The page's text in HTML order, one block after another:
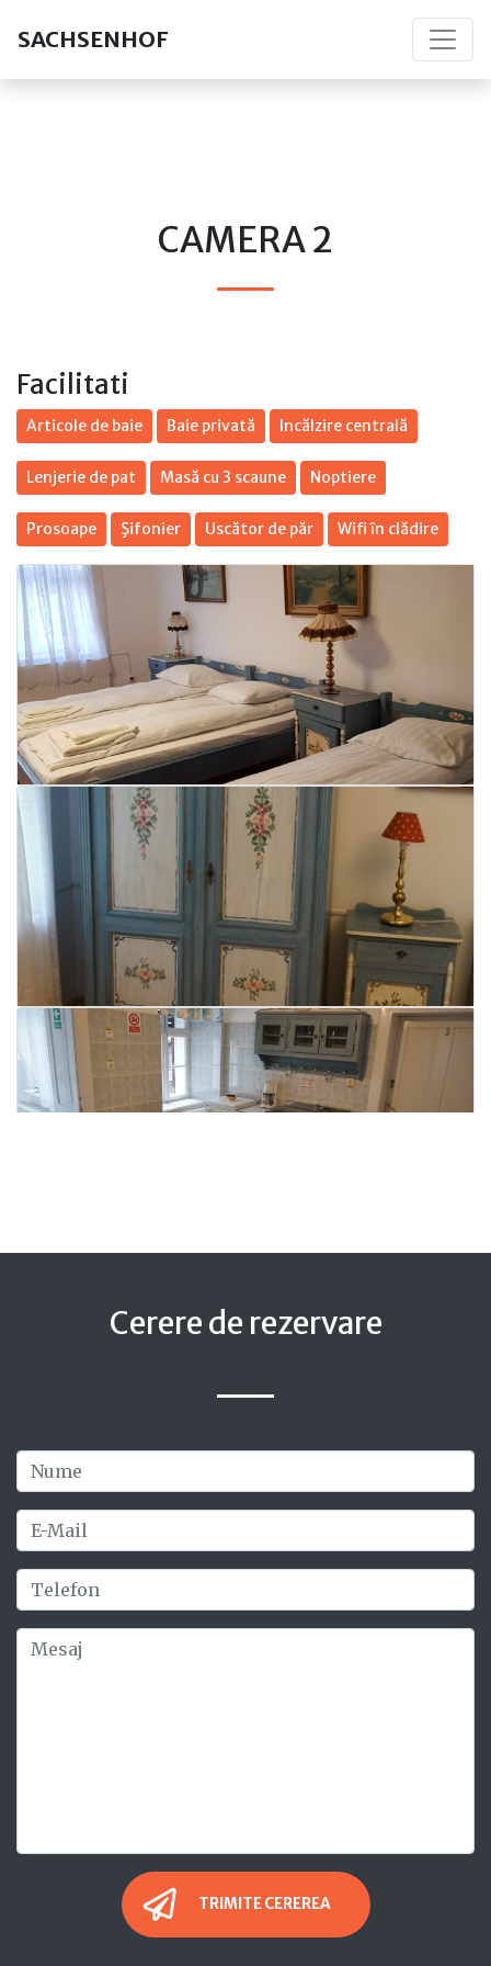
SACHSENHOF
CAMERA 2
Facilitati
Articole de baie Baie privată Incălzire centrală
Lenjerie de pat Masă cu 3 scaune Noptiere
Prosoape Şifonier Uscător de păr Wifi în clădire
Cerere de rezervare
TRIMITE CEREREA